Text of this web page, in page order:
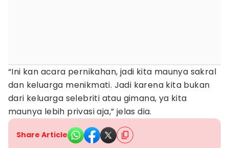
“Ini kan acara pernikahan, jadi kita maunya sakral
dan keluarga menikmati. Jadi karena kita bukan
dari keluarga selebriti atau gimana, ya kita
maunya lebih privasi aja,” jelas dia.
Share Article